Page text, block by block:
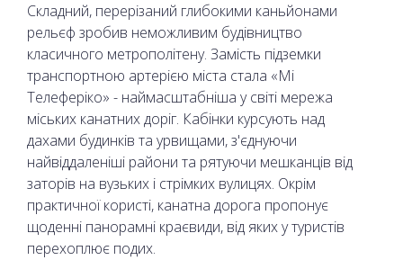
Складний, перерізаний глибокими каньйонами
рельєф зробив неможливим будівництво
класичного метрополітену. Замість підземки
транспортною артерією міста стала «Мі
Телеферіко» - наймасштабніша у світі мережа
міських канатних доріг. Кабінки курсують над
дахами будинків та урвищами, з'єднуючи
найвіддаленіші райони та рятуючи мешканців від
заторів на вузьких і стрімких вулицях. Окрім
практичної користі, канатна дорога пропонує
щоденні панорамні краєвиди, від яких у туристів
перехоплює подих.